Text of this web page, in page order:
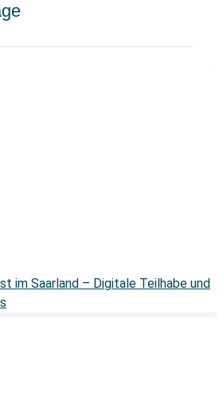
im Saarland – Digitale Teilhabe und